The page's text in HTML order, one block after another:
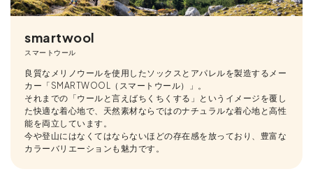
smartwool
スマートウール
良質なメリノウールを使用したソックスとアパレルを製造するメー
カー「SMARTWOOL（スマートウール）」。
それまでの「ウールと言えばちくちくする」というイメージを覆し
た快適な着心地で、天然素材ならではのナチュラルな着心地と高性
能を両立しています。
今や登山にはなくてはならないほどの存在感を放っており、豊富な
カラーバリエーションも魅力です。